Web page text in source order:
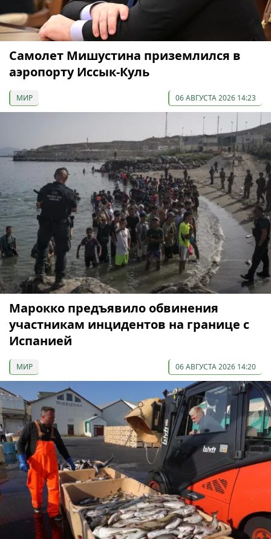
Самолет Мишустина приземлился в
аэропорту Иссык-Куль
МИР 06 АВГУСТА 2026 14:23
Марокко предъявило обвинения
участникам инцидентов на границе с
Испанией
МИР 06 АВГУСТА 2026 14:20